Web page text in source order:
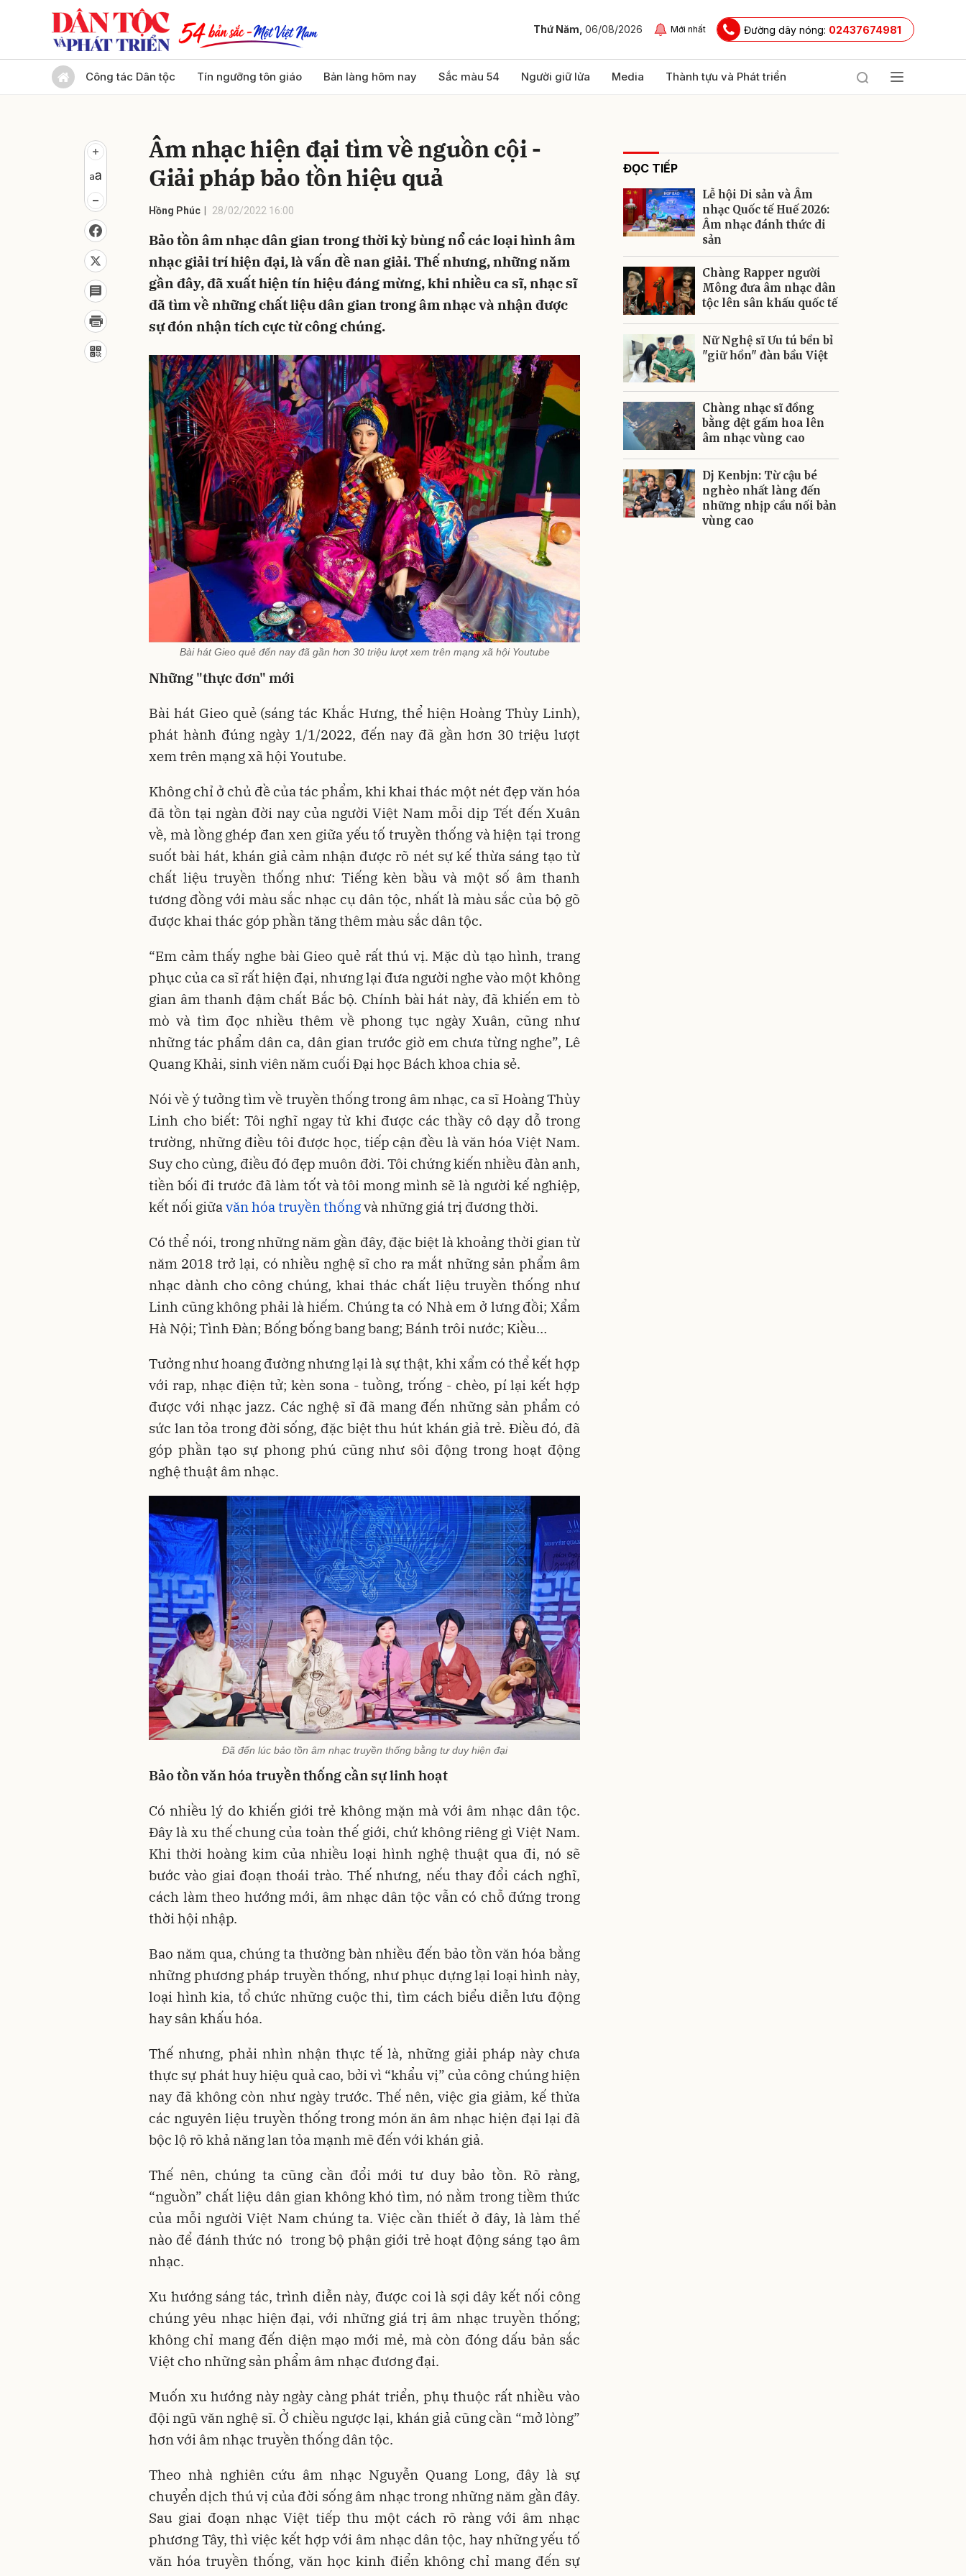
Thứ Năm, 06/08/2026 Mới nhất Đường dây nóng: 02437674981
Công tác Dân tộc Tín ngưỡng tôn giáo Bản làng hôm nay Sắc màu 54 Người giữ lửa Media Thành tựu và Phát triển
Âm nhạc hiện đại tìm về nguồn cội -
Giải pháp bảo tồn hiệu quả
Hồng Phúc 28/02/2022 16:00
Bảo tồn âm nhạc dân gian trong thời kỳ bùng nổ các loại hình âm
nhạc giải trí hiện đại, là vấn đề nan giải. Thế nhưng, những năm
gần đây, đã xuất hiện tín hiệu đáng mừng, khi nhiều ca sĩ, nhạc sĩ
đã tìm về những chất liệu dân gian trong âm nhạc và nhận được
sự đón nhận tích cực từ công chúng.
Bài hát Gieo quẻ đến nay đã gần hơn 30 triệu lượt xem trên mạng xã hội Youtube
Những "thực đơn" mới
Bài hát Gieo quẻ (sáng tác Khắc Hưng, thể hiện Hoàng Thùy Linh),
phát hành đúng ngày 1/1/2022, đến nay đã gần hơn 30 triệu lượt
xem trên mạng xã hội Youtube.
Không chỉ ở chủ đề của tác phẩm, khi khai thác một nét đẹp văn hóa
đã tồn tại ngàn đời nay của người Việt Nam mỗi dịp Tết đến Xuân
về, mà lồng ghép đan xen giữa yếu tố truyền thống và hiện tại trong
suốt bài hát, khán giả cảm nhận được rõ nét sự kế thừa sáng tạo từ
chất liệu truyền thống như: Tiếng kèn bầu và một số âm thanh
tương đồng với màu sắc nhạc cụ dân tộc, nhất là màu sắc của bộ gõ
được khai thác góp phần tăng thêm màu sắc dân tộc.
“Em cảm thấy nghe bài Gieo quẻ rất thú vị. Mặc dù tạo hình, trang
phục của ca sĩ rất hiện đại, nhưng lại đưa người nghe vào một không
gian âm thanh đậm chất Bắc bộ. Chính bài hát này, đã khiến em tò
mò và tìm đọc nhiều thêm về phong tục ngày Xuân, cũng như
những tác phẩm dân ca, dân gian trước giờ em chưa từng nghe”, Lê
Quang Khải, sinh viên năm cuối Đại học Bách khoa chia sẻ.
Nói về ý tưởng tìm về truyền thống trong âm nhạc, ca sĩ Hoàng Thùy
Linh cho biết: Tôi nghĩ ngay từ khi được các thầy cô dạy dỗ trong
trường, những điều tôi được học, tiếp cận đều là văn hóa Việt Nam.
Suy cho cùng, điều đó đẹp muôn đời. Tôi chứng kiến nhiều đàn anh,
tiền bối đi trước đã làm tốt và tôi mong mình sẽ là người kế nghiệp,
kết nối giữa văn hóa truyền thốngvà những giá trị đương thời.
Có thể nói, trong những năm gần đây, đặc biệt là khoảng thời gian từ
năm 2018 trở lại, có nhiều nghệ sĩ cho ra mắt những sản phẩm âm
nhạc dành cho công chúng, khai thác chất liệu truyền thống như
Linh cũng không phải là hiếm. Chúng ta có Nhà em ở lưng đồi; Xẩm
Hà Nội; Tình Đàn; Bống bống bang bang; Bánh trôi nước; Kiều…
Tưởng như hoang đường nhưng lại là sự thật, khi xẩm có thể kết hợp
với rap, nhạc điện tử; kèn sona - tuồng, trống - chèo, pí lại kết hợp
được với nhạc jazz. Các nghệ sĩ đã mang đến những sản phẩm có
sức lan tỏa trong đời sống, đặc biệt thu hút khán giả trẻ. Điều đó, đã
góp phần tạo sự phong phú cũng như sôi động trong hoạt động
nghệ thuật âm nhạc.
Đã đến lúc bảo tồn âm nhạc truyền thống bằng tư duy hiện đại
Bảo tồn văn hóa truyền thống cần sự linh hoạt
Có nhiều lý do khiến giới trẻ không mặn mà với âm nhạc dân tộc.
Đây là xu thế chung của toàn thế giới, chứ không riêng gì Việt Nam.
Khi thời hoàng kim của nhiều loại hình nghệ thuật qua đi, nó sẽ
bước vào giai đoạn thoái trào. Thế nhưng, nếu thay đổi cách nghĩ,
cách làm theo hướng mới, âm nhạc dân tộc vẫn có chỗ đứng trong
thời hội nhập.
Bao năm qua, chúng ta thường bàn nhiều đến bảo tồn văn hóa bằng
những phương pháp truyền thống, như phục dựng lại loại hình này,
loại hình kia, tổ chức những cuộc thi, tìm cách biểu diễn lưu động
hay sân khấu hóa.
Thế nhưng, phải nhìn nhận thực tế là, những giải pháp này chưa
thực sự phát huy hiệu quả cao, bởi vì “khẩu vị” của công chúng hiện
nay đã không còn như ngày trước. Thế nên, việc gia giảm, kế thừa
các nguyên liệu truyền thống trong món ăn âm nhạc hiện đại lại đã
bộc lộ rõ khả năng lan tỏa mạnh mẽ đến với khán giả.
Thế nên, chúng ta cũng cần đổi mới tư duy bảo tồn. Rõ ràng,
“nguồn” chất liệu dân gian không khó tìm, nó nằm trong tiềm thức
của mỗi người Việt Nam chúng ta. Việc cần thiết ở đây, là làm thế
nào để đánh thức nó trong bộ phận giới trẻ hoạt động sáng tạo âm
nhạc.
Xu hướng sáng tác, trình diễn này, được coi là sợi dây kết nối công
chúng yêu nhạc hiện đại, với những giá trị âm nhạc truyền thống;
không chỉ mang đến diện mạo mới mẻ, mà còn đóng dấu bản sắc
Việt cho những sản phẩm âm nhạc đương đại.
Muốn xu hướng này ngày càng phát triển, phụ thuộc rất nhiều vào
đội ngũ văn nghệ sĩ. Ở chiều ngược lại, khán giả cũng cần “mở lòng”
hơn với âm nhạc truyền thống dân tộc.
Theo nhà nghiên cứu âm nhạc Nguyễn Quang Long, đây là sự
chuyển dịch thú vị của đời sống âm nhạc trong những năm gần đây.
Sau giai đoạn nhạc Việt tiếp thu một cách rõ ràng với âm nhạc
phương Tây, thì việc kết hợp với âm nhạc dân tộc, hay những yếu tố
văn hóa truyền thống, văn học kinh điển không chỉ mang đến sự
ĐỌC TIẾP
Lễ hội Di sản và Âm
nhạc Quốc tế Huế 2026:
Âm nhạc đánh thức di
sản
Chàng Rapper người
Mông đưa âm nhạc dân
tộc lên sân khấu quốc tế
Nữ Nghệ sĩ Ưu tú bền bỉ
"giữ hồn" đàn bầu Việt
Chàng nhạc sĩ đồng
bằng dệt gấm hoa lên
âm nhạc vùng cao
Dj Kenbjn: Từ cậu bé
nghèo nhất làng đến
những nhịp cầu nối bản
vùng cao
Gửi bình luận
Hủy Gửi